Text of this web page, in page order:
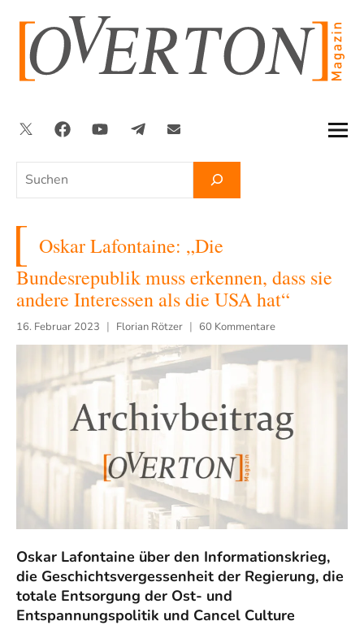
springen
Suchen
TwitterFacebookYouTubeTelegramNewsletter
Oskar Lafontaine: „Die
Bundesrepublik muss erkennen, dass sie
andere Interessen als die USA hat“
16. Februar 2023 Florian Rötzer 60 Kommentare
Oskar Lafontaine über den Informationskrieg,
die Geschichtsvergessenheit der Regierung, die
totale Entsorgung der Ost- und
Entspannungspolitik und Cancel Culture